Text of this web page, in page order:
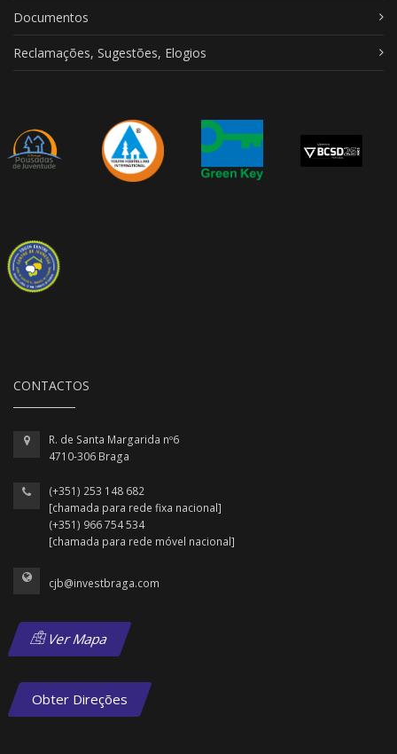
Documentos
Reclamações, Sugestões, Elogios
CONTACTOS
R. de Santa Margarida nº6
4710-306 Braga
(+351) 253 148 682
[chamada para rede fixa nacional]
(+351) 966 754 534
[chamada para rede móvel nacional]
cjb@investbraga.com
Ver Mapa
Obter Direções